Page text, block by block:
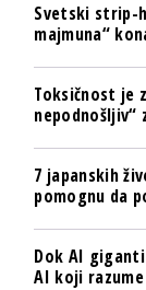
Svetski strip-
majmuna“
Toksičnost je
nepodnošljiv“
7 japanskih
pomognu da
Dok AI
AI koji